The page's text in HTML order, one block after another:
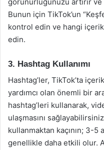
Bunun için TikTok’un
kontrol edin ve hangi
edin.
3. Hashtag Kullanımı
Hashtag’ler, TikTok’ta
yardımcı olan önemli bir
hashtag’leri kullanarak,
ulaşmasını
kullanmaktan kaçının; 3-5
genellikle daha etkili olur.